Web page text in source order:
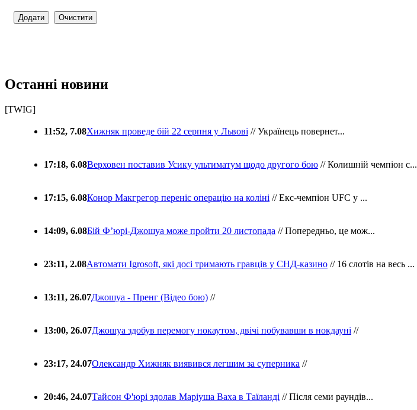
Останні новини
[TWIG]
11:52, 7.08Хижняк проведе бій 22 серпня у Львові // Українець повернет...
17:18, 6.08Верховен поставив Усику ультиматум щодо другого бою // Колишній чемпіон с...
17:15, 6.08Конор Макгрегор переніс операцію на коліні // Екс-чемпіон UFC у ...
14:09, 6.08Бій Ф’юрі-Джошуа може пройти 20 листопада // Попередньо, це мож...
23:11, 2.08Автомати Igrosoft, які досі тримають гравців у СНД-казино // 16 слотів на весь ...
13:11, 26.07Джошуа - Пренг (Відео бою) //
13:00, 26.07Джошуа здобув перемогу нокаутом, двічі побувавши в нокдауні //
23:17, 24.07Олександр Хижняк виявився легшим за суперника //
20:46, 24.07Тайсон Ф'юрі здолав Маріуша Ваха в Таїланді // Після семи раундів...